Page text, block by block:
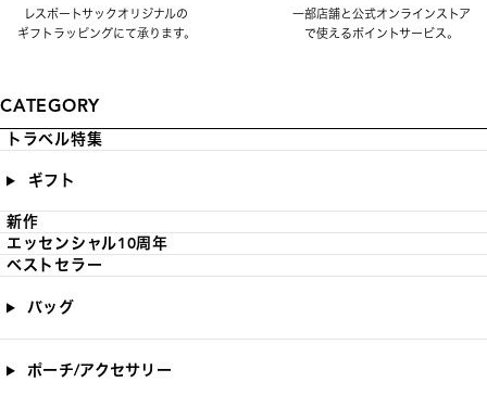
レスポートサックオリジナルの
ギフトラッピングにて承ります。
一部店舗と公式オンラインストア
で使えるポイントサービス。
CATEGORY
トラベル特集
ギフト
新作
エッセンシャル10周年
ベストセラー
バッグ
ポーチ/アクセサリー